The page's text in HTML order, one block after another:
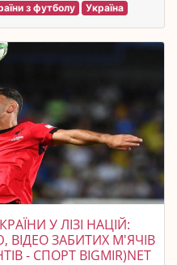
з футболу Україна
У ЛІЗІ НАЦІЙ:
ВІДЕО ЗАБИТИХ М'ЯЧІВ
- СПОРТ BIGMIR)NET